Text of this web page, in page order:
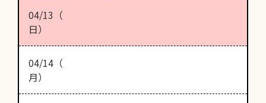
04/13（
日）
04/14（
月）